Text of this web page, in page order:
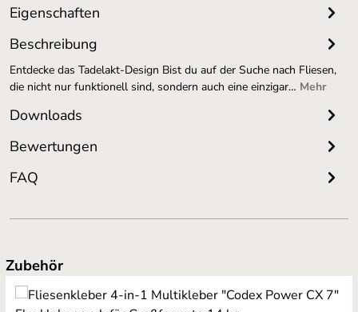
Eigenschaften
Beschreibung
Entdecke das Tadelakt-Design Bist du auf der Suche nach Fliesen,
die nicht nur funktionell sind, sondern auch eine einzigar… Mehr
Downloads
Bewertungen
FAQ
Produktgalerie überspringen
Zubehör